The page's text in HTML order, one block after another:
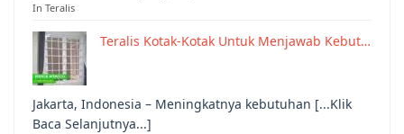
In Teralis
Teralis Kotak-Kotak Untuk Menjawab Kebut…
Jakarta, Indonesia – Meningkatnya kebutuhan [...Klik
Baca Selanjutnya...]